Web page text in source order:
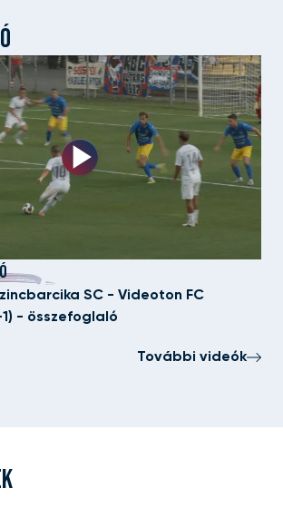
SC - Videoton FC
- összefoglaló
További videók